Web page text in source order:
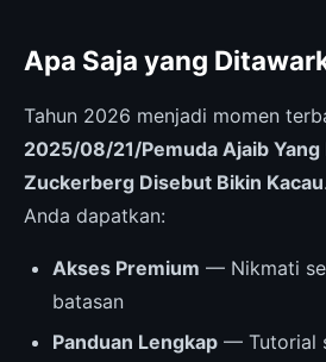
Apa Saja yang
Tahun 2026 menjadi momen
2025/08/21/Pemuda Ajaib
Zuckerberg Disebut Bikin Kacau
Anda dapatkan:
Akses Premium — Nikmati
batasan
Panduan Lengkap — Tutorial